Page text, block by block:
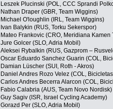
Leszek Plucinski (POL, CCC Sprandi
Nathan Draper (GBR, Team Wiggins)
Michael O'loughlin (IRL, Team Wiggins)
Ivan Balykin (RUS, Torku Sekerspor)
Mateo Frankovic (CRO, Meridiana Kamen
Jure Golcer (SLO, Adria Mobil)
Aleksei Rybalkin (RUS, Gazprom –
Oscar Eduardo Sanchez Guarin (COL,
Damian Lüscher (SUI, Roth - Akros)
Daniel Andres Rozo Velez (COL,
Carlos Andres Becerra Alarcon (COL,
Fabio Calabria (AUS, Team Novo Nordisk)
Guy Sagiv (ISR, Israel Cycling Academy)
Gorazd Per (SLO, Adria Mobil)